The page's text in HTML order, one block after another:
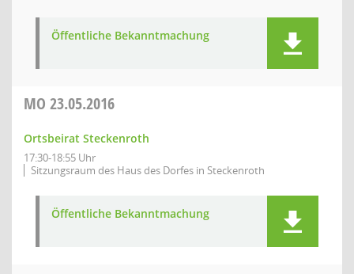
Öffentliche Bekanntmachung
MO 23.05.2016
Ortsbeirat Steckenroth
17:30-18:55 Uhr
Sitzungsraum des Haus des Dorfes in Steckenroth
Öffentliche Bekanntmachung